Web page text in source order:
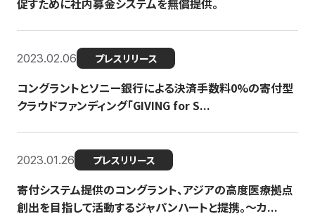
促すために社内募金システムを無償提供。
2023.02.06 プレスリリース
コングラントとソニー銀行による決済手数料0%の寄付型
クラウドファンディング「GIVING for S...
2023.01.26 プレスリリース
寄付システム提供のコングラント、アジアの高度医療拠点
創出を目指して活動するジャパンハートと提携。〜カ...